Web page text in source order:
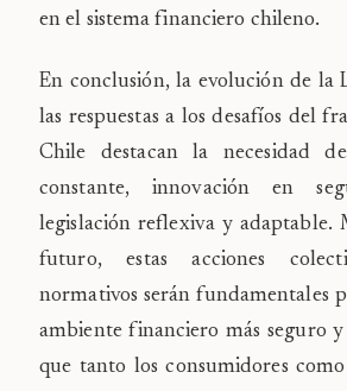
en el sistema financiero chileno.
En conclusión, la evolución de la
las respuestas a los desafíos del
Chile destacan la necesidad
constante, innovación en
legislación reflexiva y adaptable.
futuro, estas acciones
normativos serán fundamentales
ambiente financiero más seguro
que tanto los consumidores